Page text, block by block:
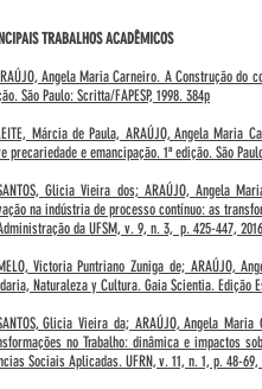
TRABALHOS ACADÊMICOS
Angela Maria Carneiro. A Construção do
São Paulo: Scritta/FAPESP, 1998. 384p
Márcia de Paula, ARAÚJO, Angela Maria
precariedade e emancipação. 1ª edição. São
Glicia Vieira dos; ARAÚJO, Angela
na indústria de processo contínuo: as
da UFSM, v. 9, n. 3, p. 425-447, 2016
Victoria Puntriano Zuniga de; ARAÚJO,
Naturaleza y Cultura. Gaia Scientia. Edição
Glicia Vieira da; ARAÚJO, Angela
no Trabalho: dinâmica e impactos
Sociais Aplicadas. UFRN, v. 11, n. 1, p. 48-69,